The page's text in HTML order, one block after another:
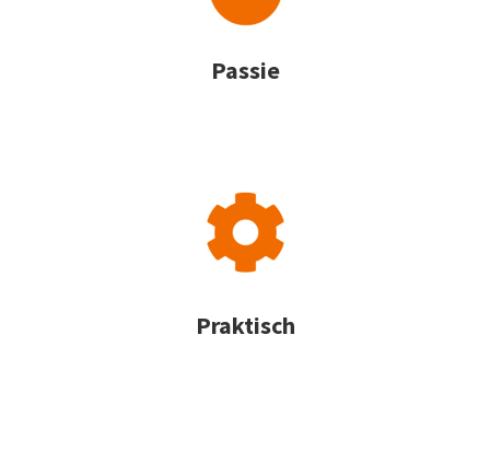
Passie
Praktisch